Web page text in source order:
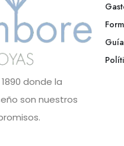
donde la
son nuestros